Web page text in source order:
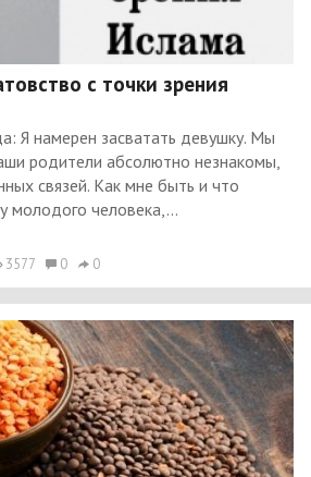
с точки зрения
Я намерен засватать девушку. Мы
родители абсолютно незнакомы,
связей. Как мне быть и что
молодого человека,...
3577 0 0